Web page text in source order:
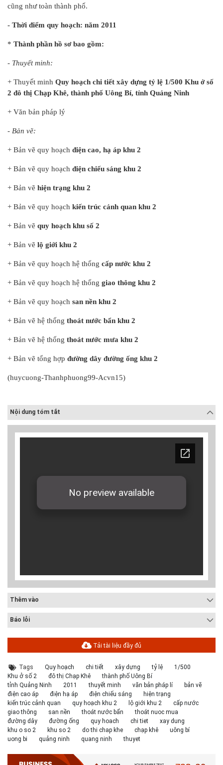
cũng như toàn thành phố.
- Thời điểm quy hoạch: năm 2011
* Thành phần hồ sơ bao gồm:
- Thuyết minh:
+ Thuyết minh Quy hoạch chi tiết xây dựng tỷ lệ 1/500 Khu ở số
2 đô thị Chạp Khê, thành phố Uông Bí, tỉnh Quảng Ninh
+ Văn bản pháp lý
- Bản vẽ:
+ Bản vẽ quy hoạch điện cao, hạ áp khu 2
+ Bản vẽ quy hoạch điện chiếu sáng khu 2
+ Bản vẽ hiện trạng khu 2
+ Bản vẽ quy hoạch kiến trúc cảnh quan khu 2
+ Bản vẽ quy hoạch khu số 2
+ Bản vẽ lộ giới khu 2
+ Bản vẽ quy hoạch hệ thống cấp nước khu 2
+ Bản vẽ quy hoạch hệ thống giao thông khu 2
+ Bản vẽ quy hoạch san nền khu 2
+ Bản vẽ hệ thống thoát nước bẩn khu 2
+ Bản vẽ hệ thống thoát nước mưa khu 2
+ Bản vẽ tổng hợp đường dây đường ống khu 2
(huycuong-Thanhphuong99-Acvn15)
Nội dung tóm tắt
Thêm vào
Báo lỗi
Tải tài liệu đầy đủ
Tags Quy hoạch chi tiết xây dựng tỷ lệ
1/500
Khu ở số 2
đô thị Chạp Khê
thành phố Uông Bí
tỉnh Quảng Ninh
2011 thuyết minh văn bản pháp lí
bản vẽ
điện cao áp
điện hạ áp điện chiếu sáng
hiện trạng
kiến trúc cảnh quan
quy hoạch khu 2 lộ giới khu 2
cấp nước
giao thông
san nền thoát nước bẩn
thoát nuoc mua
đường dây
đường ống quy hoach chi tiet
xay dung
khu o so 2
khu so 2 do thi chap khe chạp khê
uông bí
uong bi
quảng ninh quang ninh thuyet